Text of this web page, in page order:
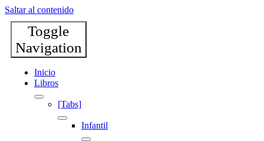
Saltar al contenido
Toggle
Navigation
Inicio
Libros
[Tabs]
Infantil